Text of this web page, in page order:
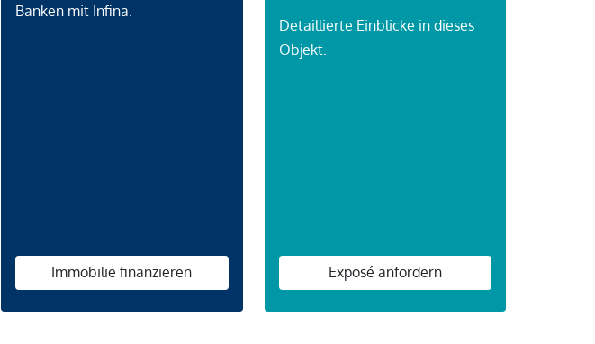
Banken mit Infina.
Immobilie finanzieren
Detaillierte Einblicke in dieses
Objekt.
Exposé anfordern